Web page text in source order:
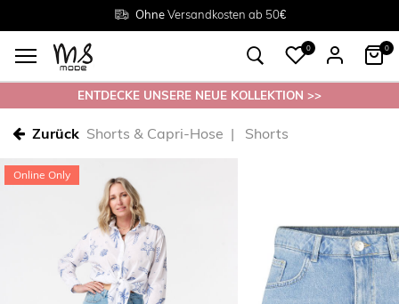
OhneVersandkosten ab 50€
Grösse38 - 54
Rückgabe innerhalb 30 Tagen
0 0
ENTDECKE UNSERE NEUE KOLLEKTION >>
Zurück Shorts & Capri-Hose Shorts
Online Only